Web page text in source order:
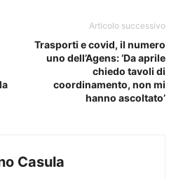
Articolo successivo
Trasporti e covid, il numero
uno dell’Agens: ‘Da aprile
chiedo tavoli di
coordinamento, non mi
hanno ascoltato’
Casula